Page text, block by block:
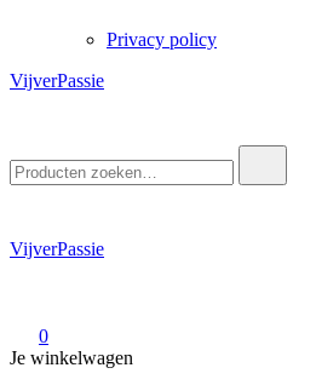
Privacy policy
VijverPassie
naar:
VijverPassie
0
Je winkelwagen